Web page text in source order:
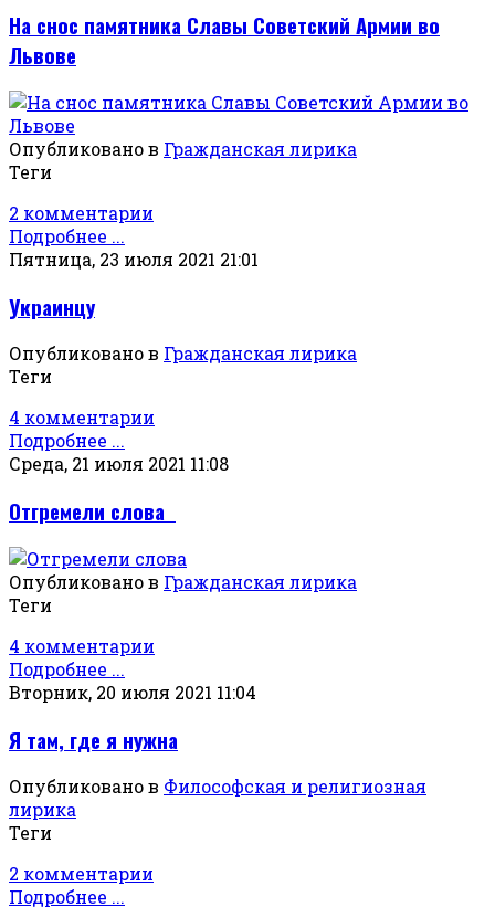
На снос памятника Славы Советский Армии во
Львове
Опубликовано в Гражданская лирика
Теги
2 комментарии
Подробнее ...
Пятница, 23 июля 2021 21:01
Украинцу
Опубликовано в Гражданская лирика
Теги
4 комментарии
Подробнее ...
Среда, 21 июля 2021 11:08
Отгремели слова
Опубликовано в Гражданская лирика
Теги
4 комментарии
Подробнее ...
Вторник, 20 июля 2021 11:04
Я там, где я нужна
Опубликовано в Философская и религиозная
лирика
Теги
2 комментарии
Подробнее ...